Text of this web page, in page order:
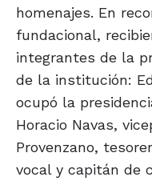
homenajes. En
fundacional,
integrantes de la
de la institución:
ocupó la
Horacio Navas,
Provenzano,
vocal y capitán de